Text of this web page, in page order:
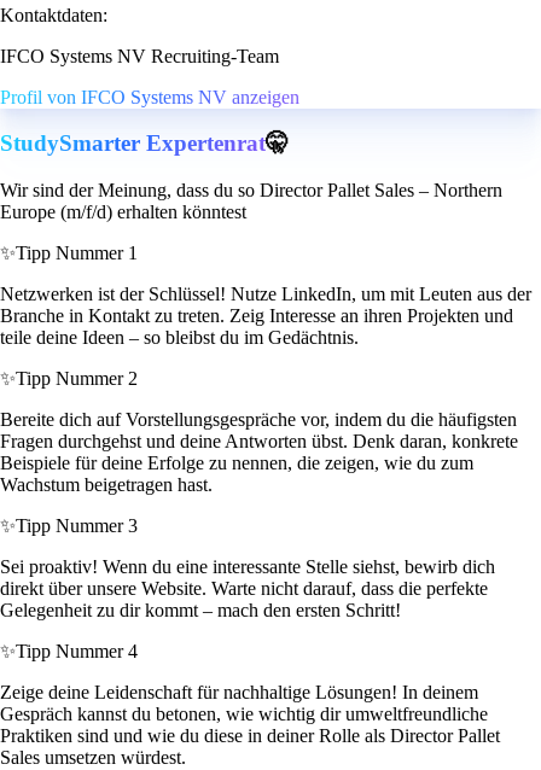
Kontaktdaten:
IFCO Systems NV Recruiting-Team
Profil von IFCO Systems NV anzeigen
StudySmarter Expertenrat🤫
Wir sind der Meinung, dass du so Director Pallet Sales – Northern
Europe (m/f/d) erhalten könntest
✨Tipp Nummer 1
Netzwerken ist der Schlüssel! Nutze LinkedIn, um mit Leuten aus der
Branche in Kontakt zu treten. Zeig Interesse an ihren Projekten und
teile deine Ideen – so bleibst du im Gedächtnis.
✨Tipp Nummer 2
Bereite dich auf Vorstellungsgespräche vor, indem du die häufigsten
Fragen durchgehst und deine Antworten übst. Denk daran, konkrete
Beispiele für deine Erfolge zu nennen, die zeigen, wie du zum
Wachstum beigetragen hast.
✨Tipp Nummer 3
Sei proaktiv! Wenn du eine interessante Stelle siehst, bewirb dich
direkt über unsere Website. Warte nicht darauf, dass die perfekte
Gelegenheit zu dir kommt – mach den ersten Schritt!
✨Tipp Nummer 4
Zeige deine Leidenschaft für nachhaltige Lösungen! In deinem
Gespräch kannst du betonen, wie wichtig dir umweltfreundliche
Praktiken sind und wie du diese in deiner Rolle als Director Pallet
Sales umsetzen würdest.